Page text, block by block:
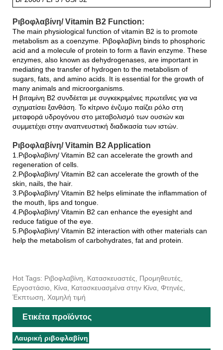
Ριβοφλαβίνη/ Vitamin B2 Function:
The main physiological function of vitamin B2 is to promote
metabolism as a coenzyme. Ριβοφλαβίνη binds to phosphoric
acid and a molecule of protein to form a flavin enzyme. These
enzymes, also known as dehydrogenases, are important in
mediating the transfer of hydrogen to the metabolism of
sugars, fats, and amino acids. It is essential for the growth of
many animals and microorganisms.
Η βιταμίνη Β2 συνδέεται με συγκεκριμένες πρωτεΐνες για να
σχηματίσει ξανθάση. Το κίτρινο ένζυμο παίζει ρόλο στη
μεταφορά υδρογόνου στο μεταβολισμό των ουσιών και
συμμετέχει στην αναπνευστική διαδικασία των ιστών.
Ριβοφλαβίνη/ Vitamin B2 Application
1.Ριβοφλαβίνη/ Vitamin B2 can accelerate the growth and
regeneration of cells.
2.Ριβοφλαβίνη/ Vitamin B2 can accelerate the growth of the
skin, nails, the hair.
3.Ριβοφλαβίνη/ Vitamin B2 helps eliminate the inflammation of
the mouth, lips and tongue.
4.Ριβοφλαβίνη/ Vitamin B2 can enhance the eyesight and
reduce fatigue of the eye.
5.Ριβοφλαβίνη/ Vitamin B2 interaction with other materials can
help the metabolism of carbohydrates, fat and protein.
Hot Tags: Ριβοφλαβίνη, Κατασκευαστές, Προμηθευτές,
Εργοστάσιο, Κίνα, Κατασκευασμένα στην Κίνα, Φτηνές,
Έκπτωση, Χαμηλή τιμή
Ετικέτα προϊόντος
Λαυρική ριβοφλαβίνη